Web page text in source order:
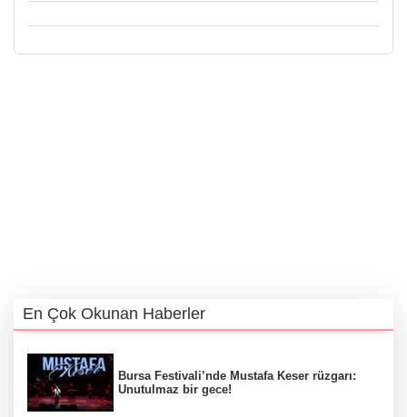
En Çok Okunan Haberler
Bursa Festivali’nde Mustafa Keser rüzgarı:
Unutulmaz bir gece!